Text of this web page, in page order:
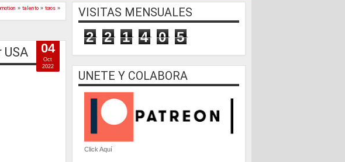
» talento » toros »
04
Oct
2022
VISITAS MENSUALES
2 2 1 4 0 5
UNETE Y COLABORA
Click Aquí